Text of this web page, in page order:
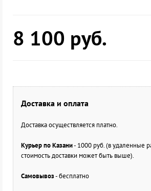
8 100 руб.
Доставка и оплата
Доставка осуществляется платно.
Курьер по Казани- 1000 руб. (в удаленные
стоимость доставки может быть выше).
Самовывоз- бесплатно